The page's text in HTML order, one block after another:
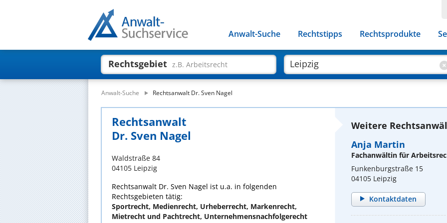
Anwalt-Suche Rechtstipps Rechtsprodukte
Rechtsgebiet z.B. Arbeitsrecht
Anwalt-Suche Rechtsanwalt Dr. Sven Nagel
Rechtsanwalt
Dr. Sven Nagel
Waldstraße 84
04105 Leipzig
Rechtsanwalt Dr. Sven Nagel ist u.a. in folgenden
Rechtsgebieten tätig:
Sportrecht, Medienrecht, Urheberrecht, Markenrecht,
Mietrecht und Pachtrecht, Unternehmensnachfolgerecht
Weitere
Anja Martin
Fachanwältin für
Funkenburgstraße 15
04105 Leipzig
Kontaktdaten